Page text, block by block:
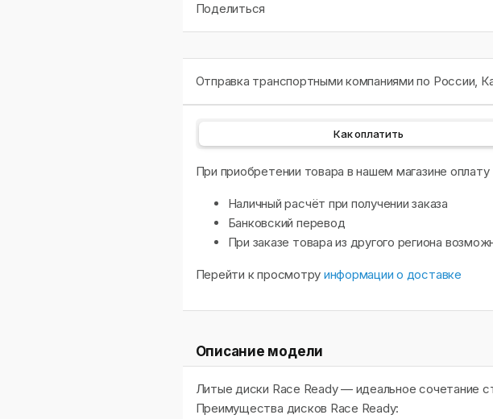
Поделиться
Отправка транспортными компаниями по России,
Как оплатить
При приобретении товара в нашем магазине
Наличный расчёт при получении заказа
Банковский перевод
При заказе товара из другого региона
Перейти к просмотру информации о доставке
Описание модели
Литые диски Race Ready — идеальное сочетание
Преимущества дисков Race Ready: